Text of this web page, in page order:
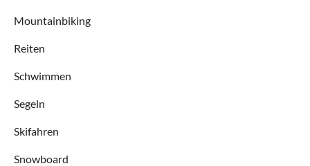
Mountainbiking
Reiten
Schwimmen
Segeln
Skifahren
Snowboard